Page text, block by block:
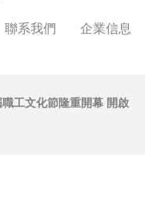
聯系我們 企業信息
工文化節隆重開幕 開啟